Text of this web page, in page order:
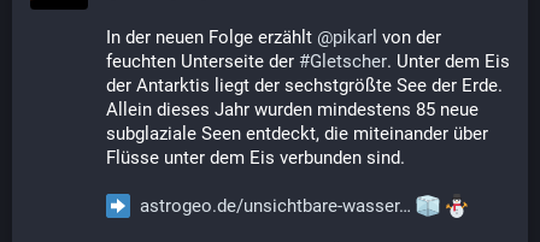
In der neuen Folge erzählt @pikarl von der
feuchten Unterseite der #Gletscher. Unter dem Eis
der Antarktis liegt der sechstgrößte See der Erde.
Allein dieses Jahr wurden mindestens 85 neue
subglaziale Seen entdeckt, die miteinander über
Flüsse unter dem Eis verbunden sind.
astrogeo.de/unsichtbare-wasser